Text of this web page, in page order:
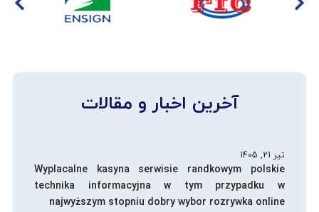
آخرین اخبار و مقالات
تیر 21, 1405
Wyplacalne kasyna serwisie randkowym polskie
technika informacyjna w tym przypadku w
najwyższym stopniu dobry wybor rozrywka online